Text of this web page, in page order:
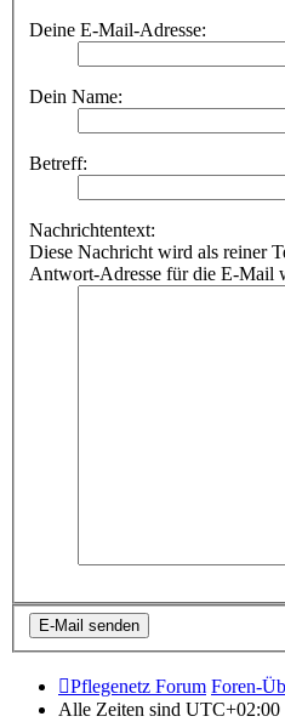
Deine E-Mail-Adresse:
Dein Name:
Betreff:
Nachrichtentext:
Diese Nachricht wird als reiner
Antwort-Adresse für die E-Mail
Pflegenetz Forum Foren-
Alle Zeiten sind UTC+02:00